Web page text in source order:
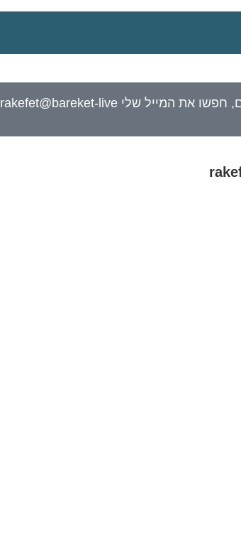
להצטרפות לזום וקבלת הקלטה לחצו כאן - שימו לב קישור ישלח אליכם למייל מיד עם התשלום, חפשו את המייל שלי rakefet@bareket-live